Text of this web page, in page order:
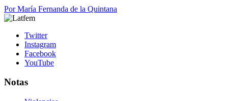
PorMaría Fernanda de la Quintana
Twitter
Instagram
Facebook
YouTube
Notas